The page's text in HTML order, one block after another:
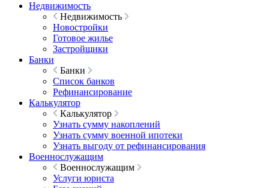
Недвижимость
Недвижимость
Новостройки
Готовое жилье
Застройщики
Банки
Банки
Список банков
Рефинансирование
Калькулятор
Калькулятор
Узнать сумму накоплений
Узнать сумму военной ипотеки
Узнать выгоду от рефинансирования
Военнослужащим
Военнослужащим
Услуги юриста